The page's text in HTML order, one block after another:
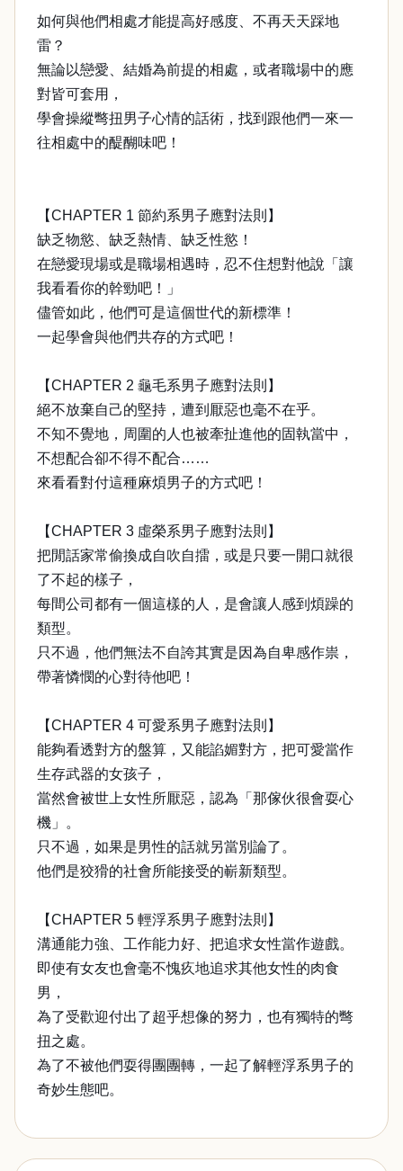
如何與他們相處才能提高好感度、不再天天踩地
雷？
無論以戀愛、結婚為前提的相處，或者職場中的應
對皆可套用，
學會操縱彆扭男子心情的話術，找到跟他們一來一
往相處中的醍醐味吧！
【CHAPTER 1 節約系男子應對法則】
缺乏物慾、缺乏熱情、缺乏性慾！
在戀愛現場或是職場相遇時，忍不住想對他說「讓
我看看你的幹勁吧！」
儘管如此，他們可是這個世代的新標準！
一起學會與他們共存的方式吧！
【CHAPTER 2 龜毛系男子應對法則】
絕不放棄自己的堅持，遭到厭惡也毫不在乎。
不知不覺地，周圍的人也被牽扯進他的固執當中，
不想配合卻不得不配合……
來看看對付這種麻煩男子的方式吧！
【CHAPTER 3 虛榮系男子應對法則】
把閒話家常偷換成自吹自擂，或是只要一開口就很
了不起的樣子，
每間公司都有一個這樣的人，是會讓人感到煩躁的
類型。
只不過，他們無法不自誇其實是因為自卑感作祟，
帶著憐憫的心對待他吧！
【CHAPTER 4 可愛系男子應對法則】
能夠看透對方的盤算，又能諂媚對方，把可愛當作
生存武器的女孩子，
當然會被世上女性所厭惡，認為「那傢伙很會耍心
機」。
只不過，如果是男性的話就另當別論了。
他們是狡猾的社會所能接受的嶄新類型。
【CHAPTER 5 輕浮系男子應對法則】
溝通能力強、工作能力好、把追求女性當作遊戲。
即使有女友也會毫不愧疚地追求其他女性的肉食
男，
為了受歡迎付出了超乎想像的努力，也有獨特的彆
扭之處。
為了不被他們耍得團團轉，一起了解輕浮系男子的
奇妙生態吧。